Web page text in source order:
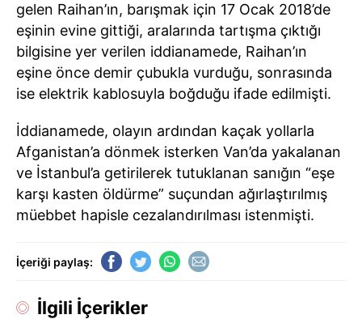
gelen Raihan’ın, barışmak için 17 Ocak 2018’de
eşinin evine gittiği, aralarında tartışma çıktığı
bilgisine yer verilen iddianamede, Raihan’ın
eşine önce demir çubukla vurduğu, sonrasında
ise elektrik kablosuyla boğduğu ifade edilmişti.
İddianamede, olayın ardından kaçak yollarla
Afganistan’a dönmek isterken Van’da yakalanan
ve İstanbul’a getirilerek tutuklanan sanığın “eşe
karşı kasten öldürme” suçundan ağırlaştırılmış
müebbet hapisle cezalandırılması istenmişti.
İçeriği paylaş:
İlgili İçerikler